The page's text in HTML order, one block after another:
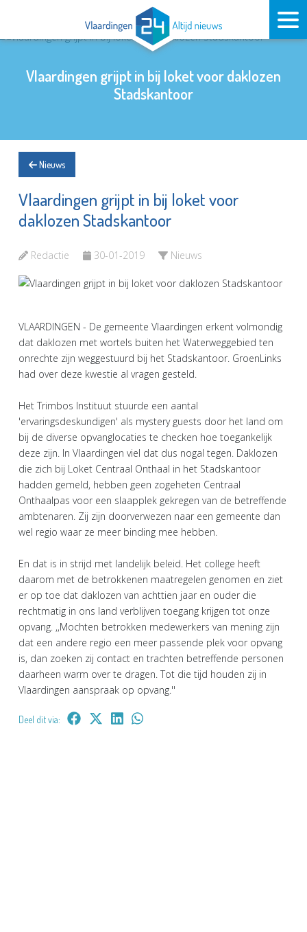
Vlaardingen grijpt in bij loket voor daklozen
Stadskantoor
Nieuws
Vlaardingen grijpt in bij loket voor
daklozen Stadskantoor
Redactie 30-01-2019 Nieuws
VLAARDINGEN - De gemeente Vlaardingen erkent volmondig
dat daklozen met wortels buiten het Waterweggebied ten
onrechte zijn weggestuurd bij het Stadskantoor. GroenLinks
had over deze kwestie al vragen gesteld.
Het Trimbos Instituut stuurde een aantal
'ervaringsdeskundigen' als mystery guests door het land om
bij de diverse opvanglocaties te checken hoe toegankelijk
deze zijn. In Vlaardingen viel dat dus nogal tegen. Daklozen
die zich bij Loket Centraal Onthaal in het Stadskantoor
hadden gemeld, hebben geen zogeheten Centraal
Onthaalpas voor een slaapplek gekregen van de betreffende
ambtenaren. Zij zijn doorverwezen naar een gemeente dan
wel regio waar ze meer binding mee hebben.
En dat is in strijd met landelijk beleid. Het college heeft
daarom met de betrokkenen maatregelen genomen en ziet
er op toe dat daklozen van achttien jaar en ouder die
rechtmatig in ons land verblijven toegang krijgen tot onze
opvang. ,,Mochten betrokken medewerkers van mening zijn
dat een andere regio een meer passende plek voor opvang
is, dan zoeken zij contact en trachten betreffende personen
daarheen warm over te dragen. Tot die tijd houden zij in
Vlaardingen aanspraak op opvang.''
Deel dit via: